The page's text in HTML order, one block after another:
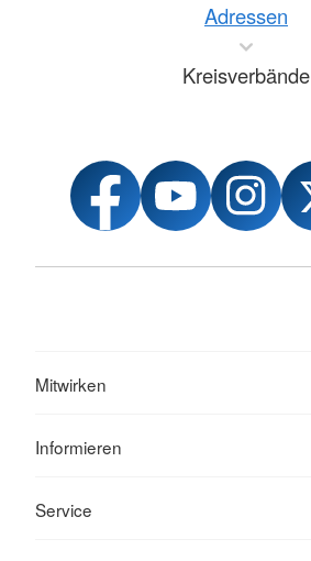
Adressen
Kreisverbände
Mitwirken
Informieren
Service